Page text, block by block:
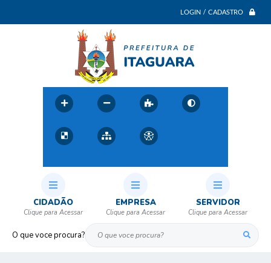
LOGIN / CADASTRO
O que voce procura?
CIDADÃO EMPRESA SERVIDOR